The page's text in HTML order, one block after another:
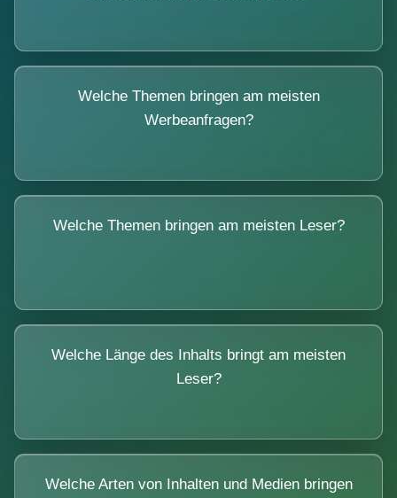
Welche Themen bringen am meisten
Werbeanfragen?
Welche Themen bringen am meisten Leser?
Welche Länge des Inhalts bringt am meisten
Leser?
Welche Arten von Inhalten und Medien bringen